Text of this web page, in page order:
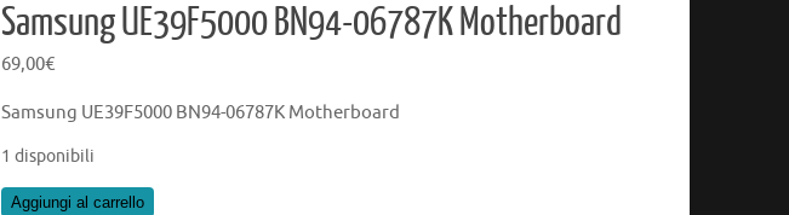
Samsung UE39F5000 BN94-06787K Motherboard
69,00€
Samsung UE39F5000 BN94-06787K Motherboard
1 disponibili
Samsung
Aggiungi al carrello